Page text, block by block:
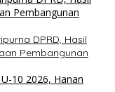
DPRD, Hasil
Pembangunan